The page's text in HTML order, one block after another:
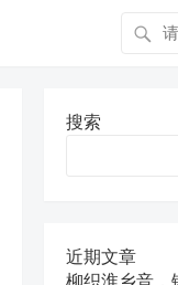
搜索
近期文章
柳织淮乡音